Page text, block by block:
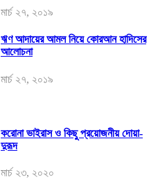
মার্চ ২৭, ২০১৯
ঋণ আদায়ের আমল নিয়ে কোরআন হাদিসের
আলোচনা
মার্চ ২৭, ২০১৯
করোনা ভাইরাস ও কিছু প্রয়োজনীয় দোয়া-
দুরূদ
মার্চ ২৩, ২০২০